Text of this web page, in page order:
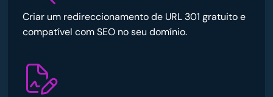
Criar um redireccionamento de URL 301 gratuito e
compatível com SEO no seu domínio.